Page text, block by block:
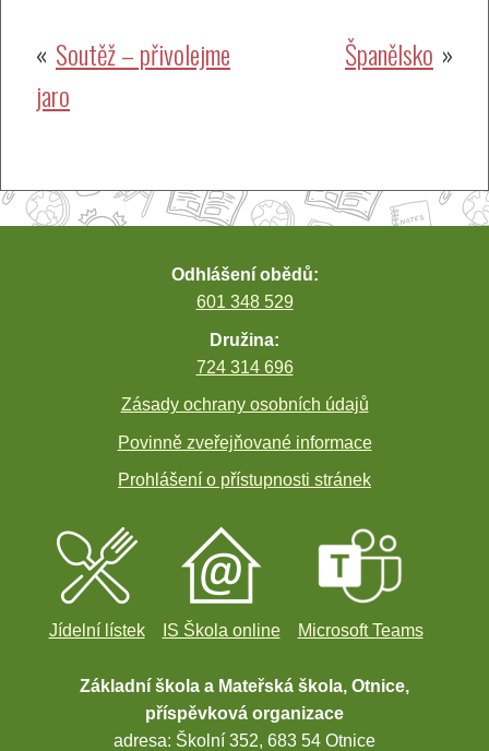
Navigace
pro
Soutěž – přivolejme
jaro
Španělsko
Odhlášení obědů:
601 348 529
Družina:
724 314 696
Zásady ochrany osobních údajů
Povinně zveřejňované informace
Prohlášení o přístupnosti stránek
Jídelní lístek IS Škola online Microsoft Teams
Základní škola a Mateřská škola, Otnice,
příspěvková organizace
adresa: Školní 352, 683 54 Otnice